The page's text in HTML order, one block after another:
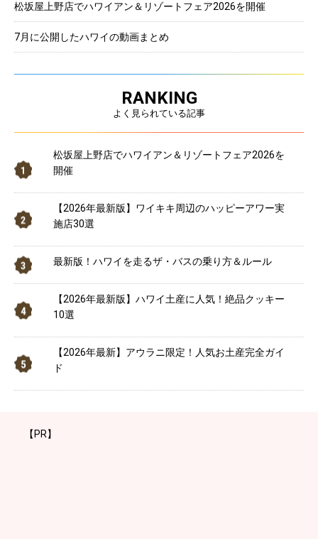
松坂屋上野店でハワイアン＆リゾートフェア2026を開催
7月に公開したハワイの動画まとめ
RANKING
よく見られている記事
松坂屋上野店でハワイアン＆リゾートフェア2026を
開催
【2026年最新版】ワイキキ周辺のハッピーアワー実
施店30選
最新版！ハワイを走るザ・バスの乗り方＆ルール
【2026年最新版】ハワイ土産に人気！絶品クッキー
10選
【2026年最新】アウラニ限定！人気お土産完全ガイ
ド
【PR】